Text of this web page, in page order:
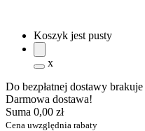
Koszyk jest pusty
x
Do bezpłatnej dostawy brakuje
Darmowa dostawa!
Suma 0,00 zł
Cena uwzględnia rabaty